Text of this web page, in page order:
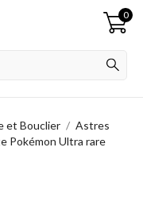
0
et Bouclier
Astres
Pokémon Ultra rare